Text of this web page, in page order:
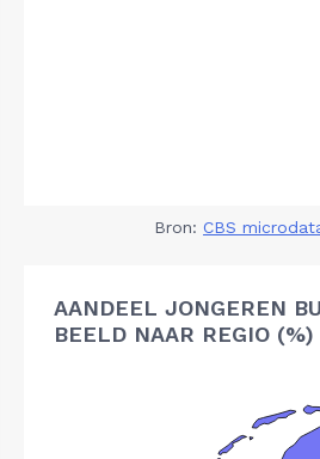
Bron: CBS
AANDEEL JONGEREN
BEELD NAAR REGIO (%)